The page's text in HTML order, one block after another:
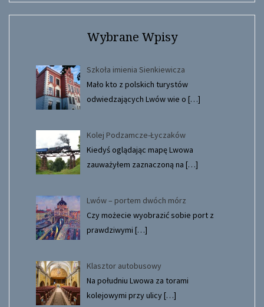
Wybrane Wpisy
Szkoła imienia Sienkiewicza
Mało kto z polskich turystów
odwiedzających Lwów wie o […]
Kolej Podzamcze-Łyczaków
Kiedyś oglądając mapę Lwowa
zauważyłem zaznaczoną na […]
Lwów – portem dwóch mórz
Czy możecie wyobrazić sobie port z
prawdziwymi […]
Klasztor autobusowy
Na południu Lwowa za torami
kolejowymi przy ulicy[…]